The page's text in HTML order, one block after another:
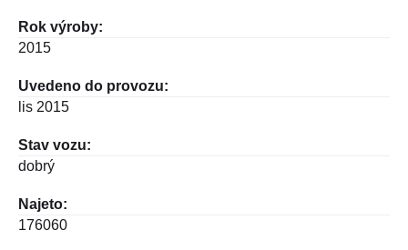
Rok výroby:
2015
Uvedeno do provozu:
lis 2015
Stav vozu:
dobrý
Najeto:
176060